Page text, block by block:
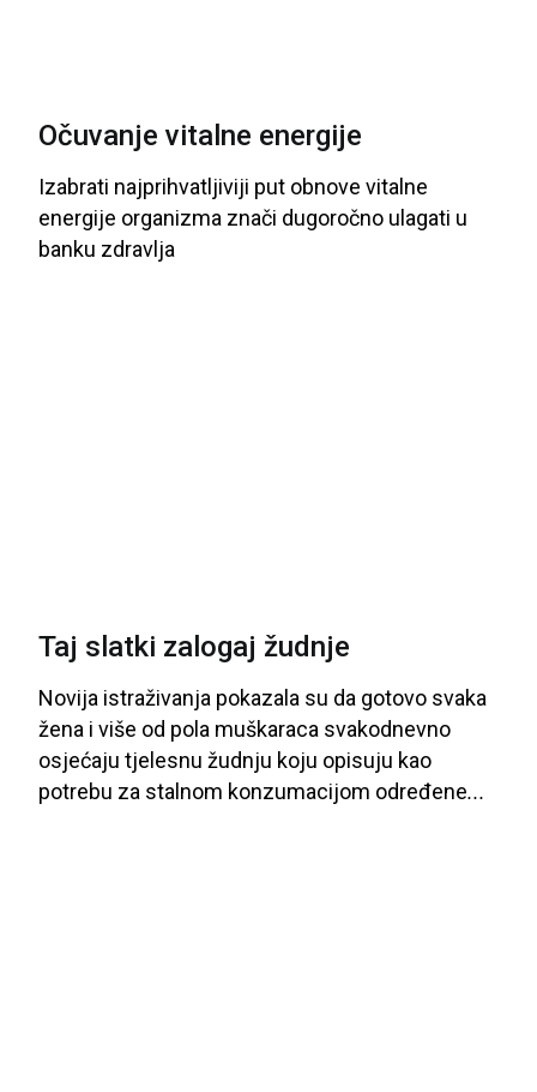
Očuvanje vitalne energije
Izabrati najprihvatljiviji put obnove vitalne
energije organizma znači dugoročno ulagati u
banku zdravlja
Taj slatki zalogaj žudnje
Novija istraživanja pokazala su da gotovo svaka
žena i više od pola muškaraca svakodnevno
osjećaju tjelesnu žudnju koju opisuju kao
potrebu za stalnom konzumacijom određene...